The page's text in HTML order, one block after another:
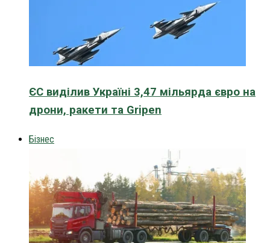
ЄС виділив Україні 3,47 мільярда євро на
дрони, ракети та Gripen
Бізнес